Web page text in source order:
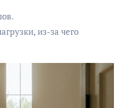
из-за чего